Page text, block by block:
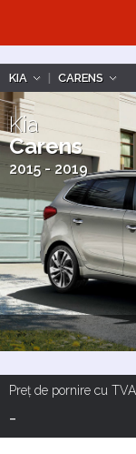
KIA | CARENS
Kia
Carens
2015 - 2019
Preț de pornire cu TVA
-